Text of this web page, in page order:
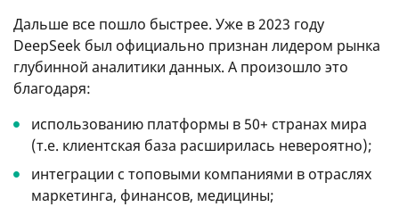
Дальше все пошло быстрее. Уже в 2023 году
DeepSeek был официально признан лидером рынка
глубинной аналитики данных. А произошло это
благодаря:
использованию платформы в 50+ странах мира
(т.е. клиентская база расширилась невероятно);
интеграции с топовыми компаниями в отраслях
маркетинга, финансов, медицины;